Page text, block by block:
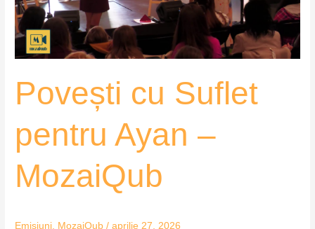
Povești cu Suflet
pentru Ayan –
MozaiQub
Emisiuni, MozaiQub /aprilie 27, 2026
MozaiQub